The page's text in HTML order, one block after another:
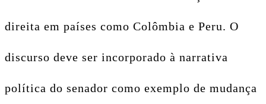
direita em países como Colômbia e Peru. O
discurso deve ser incorporado à narrativa
política do senador como exemplo de mudança